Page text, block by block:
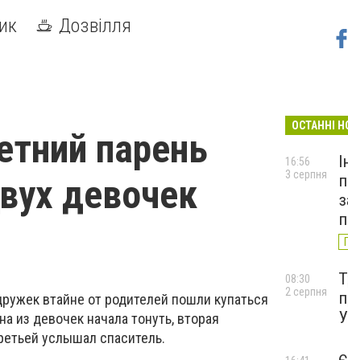
Дозвілля
парень
девочек
втайне от родителей пошли купаться
из девочек начала тонуть, вторая
услышал спаситель.
ОСТАННІ
16:56
3 серпня
08:30
2 серпня